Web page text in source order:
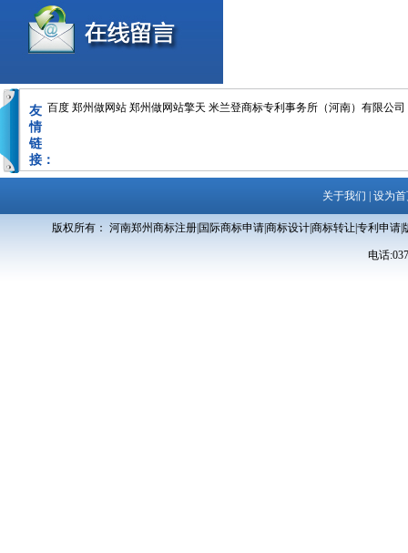
友
情
链
接：
百度 郑州做网站 郑州做网站擎天 米兰登商标专利事务所（河南）有限公司
关于我们 设为
版权所有： 河南郑州商标注册|国际商标申请|商标设计|商标转让|专利申
电话